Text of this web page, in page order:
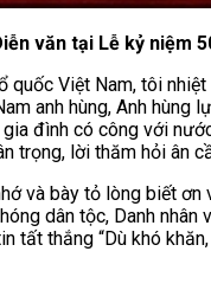
văn tại Lễ kỷ niệm
Việt Nam, tôi
anh hùng, Anh
đình có công với
trọng, lời thăm hỏi ân
và bày tỏ lòng biết
dân tộc, Danh
tất thắng “Dù khó